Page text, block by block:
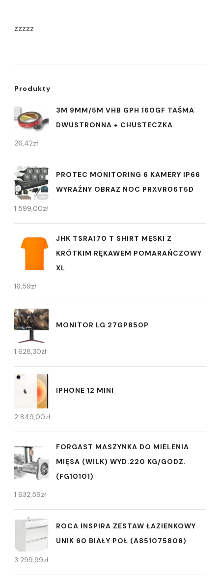
zzzzz
Produkty
3M 9MM/5M VHB GPH 160GF TAŚMA
DWUSTRONNA + CHUSTECZKA
26,42zł
PROTEC MONITORING 6 KAMERY IP66
WYRAŹNY OBRAZ NOC PRXVR06T5D
1 599,00zł
JHK TSRA170 T SHIRT MĘSKI Z
KRÓTKIM RĘKAWEM POMARAŃCZOWY
XL
16,59zł
MONITOR LG 27GP850P
1 628,30zł
IPHONE 12 MINI
2 849,00zł
FORGAST MASZYNKA DO MIELENIA
MIĘSA (WILK) WYD.220 KG/GODZ.
(FG10101)
1 632,59zł
ROCA INSPIRA ZESTAW ŁAZIENKOWY
UNIK 60 BIAŁY POŁ (A851075806)
3 299,99zł